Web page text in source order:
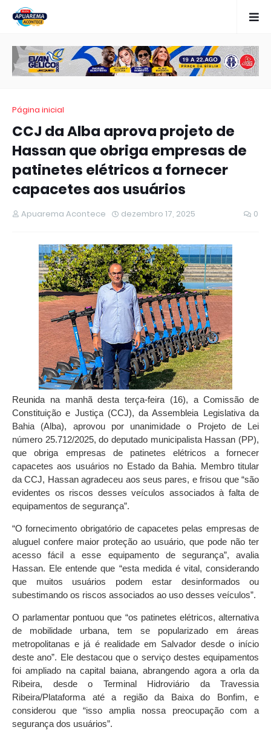
Página inicial
CCJ da Alba aprova projeto de
Hassan que obriga empresas de
patinetes elétricos a fornecer
capacetes aos usuários
Apuarema Acontece dezembro 17, 2025 0
Reunida na manhã desta terça-feira (16), a Comissão de
Constituição e Justiça (CCJ), da Assembleia Legislativa da
Bahia (Alba), aprovou por unanimidade o Projeto de Lei
número 25.712/2025, do deputado municipalista Hassan (PP),
que obriga empresas de patinetes elétricos a fornecer
capacetes aos usuários no Estado da Bahia. Membro titular
da CCJ, Hassan agradeceu aos seus pares, e frisou que “são
evidentes os riscos desses veículos associados à falta de
equipamentos de segurança”.
“O fornecimento obrigatório de capacetes pelas empresas de
aluguel confere maior proteção ao usuário, que pode não ter
acesso fácil a esse equipamento de segurança”, avalia
Hassan. Ele entende que “esta medida é vital, considerando
que muitos usuários podem estar desinformados ou
subestimando os riscos associados ao uso desses veículos”.
O parlamentar pontuou que “os patinetes elétricos, alternativa
de mobilidade urbana, tem se popularizado em áreas
metropolitanas e já é realidade em Salvador desde o início
deste ano”. Ele destacou que o serviço destes equipamentos
foi ampliado na capital baiana, abrangendo agora a orla da
Ribeira, desde o Terminal Hidroviário da Travessia
Ribeira/Plataforma até a região da Baixa do Bonfim, e
considerou que “isso amplia nossa preocupação com a
segurança dos usuários”.